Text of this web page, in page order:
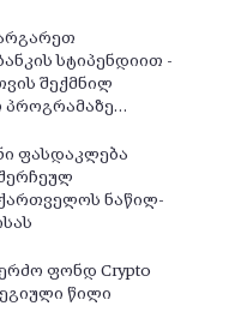
სტიპენდიით -
შექმნილ
ფასდაკლება
ნაწილ-
ფონდ Crypto
წილი